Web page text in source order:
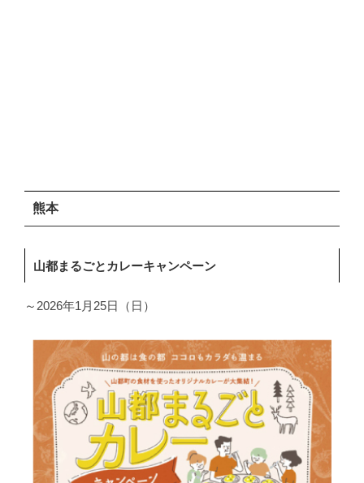
熊本
山都まるごとカレーキャンペーン
～2026年1月25日（日）